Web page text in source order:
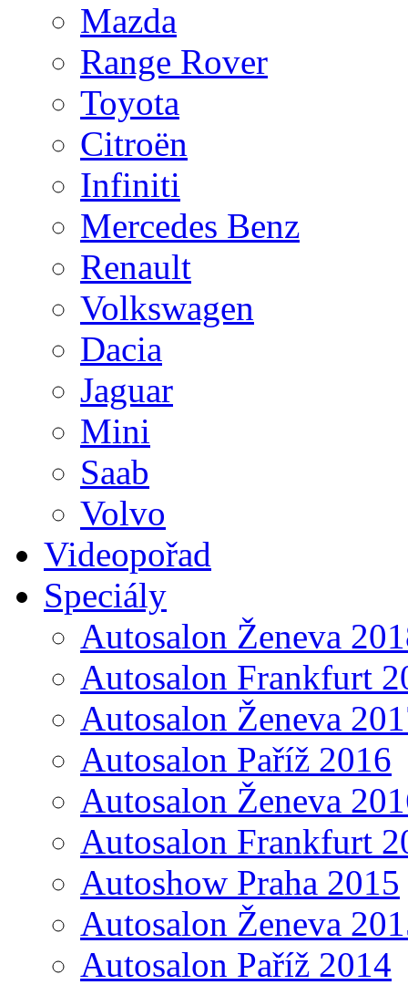
Mazda
Range Rover
Toyota
Citroën
Infiniti
Mercedes Benz
Renault
Volkswagen
Dacia
Jaguar
Mini
Saab
Volvo
Videopořad
Speciály
Autosalon Ženeva
Autosalon Frankfurt
Autosalon Ženeva
Autosalon Paříž 2016
Autosalon Ženeva
Autosalon Frankfurt
Autoshow Praha 2015
Autosalon Ženeva
Autosalon Paříž 2014